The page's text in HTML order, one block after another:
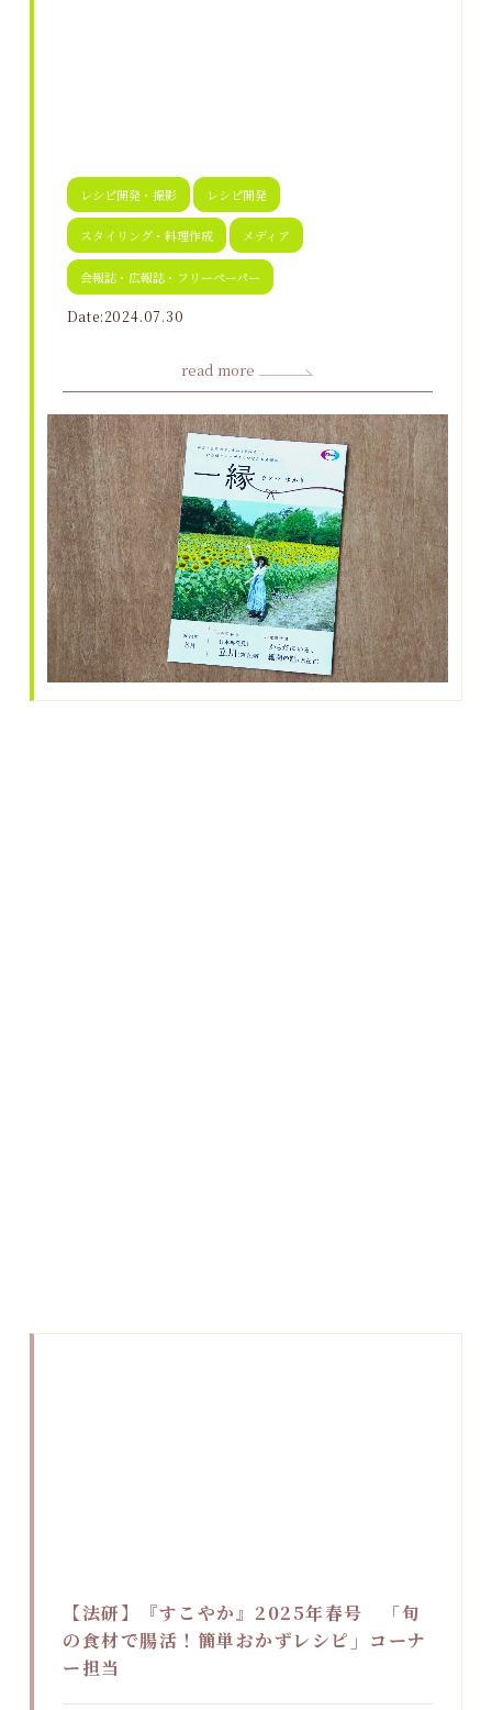
レシピ開発・撮影 レシピ開発
スタイリング・料理作成 メディア
会報誌・広報誌・フリーペーパー
Date:2024.07.30
read more
【法研】『すこやか』2025年春号 「旬
の食材で腸活！簡単おかずレシピ」コーナ
ー担当